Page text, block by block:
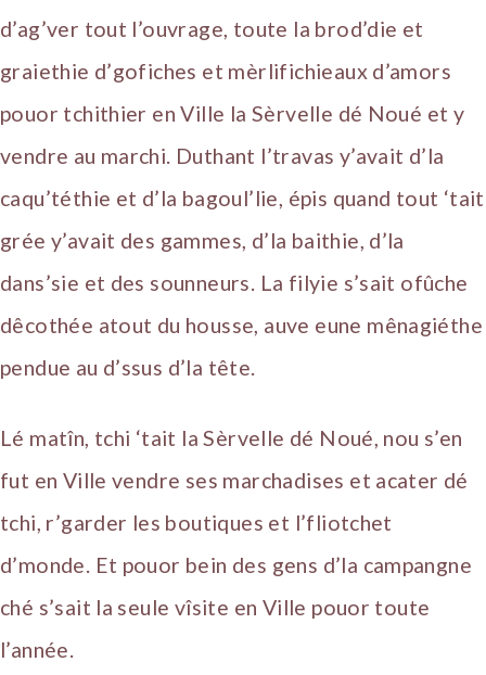
d’ag’ver tout l’ouvrage, toute la brod’die et
graiethie d’gofiches et mèrlifichieaux d’amors
pouor tchithier en Ville la Sèrvelle dé Noué et y
vendre au marchi. Duthant l’travas y’avait d’la
caqu’téthie et d’la bagoul’lie, épis quand tout ‘tait
grée y’avait des gammes, d’la baithie, d’la
dans’sie et des sounneurs. La filyie s’sait ofûche
dêcothée atout du housse, auve eune mênagiéthe
pendue au d’ssus d’la tête.
Lé matîn, tchi ‘tait la Sèrvelle dé Noué, nou s’en
fut en Ville vendre ses marchadises et acater dé
tchi, r’garder les boutiques et l’fliotchet
d’monde. Et pouor bein des gens d’la campangne
ché s’sait la seule vîsite en Ville pouor toute
l’année.